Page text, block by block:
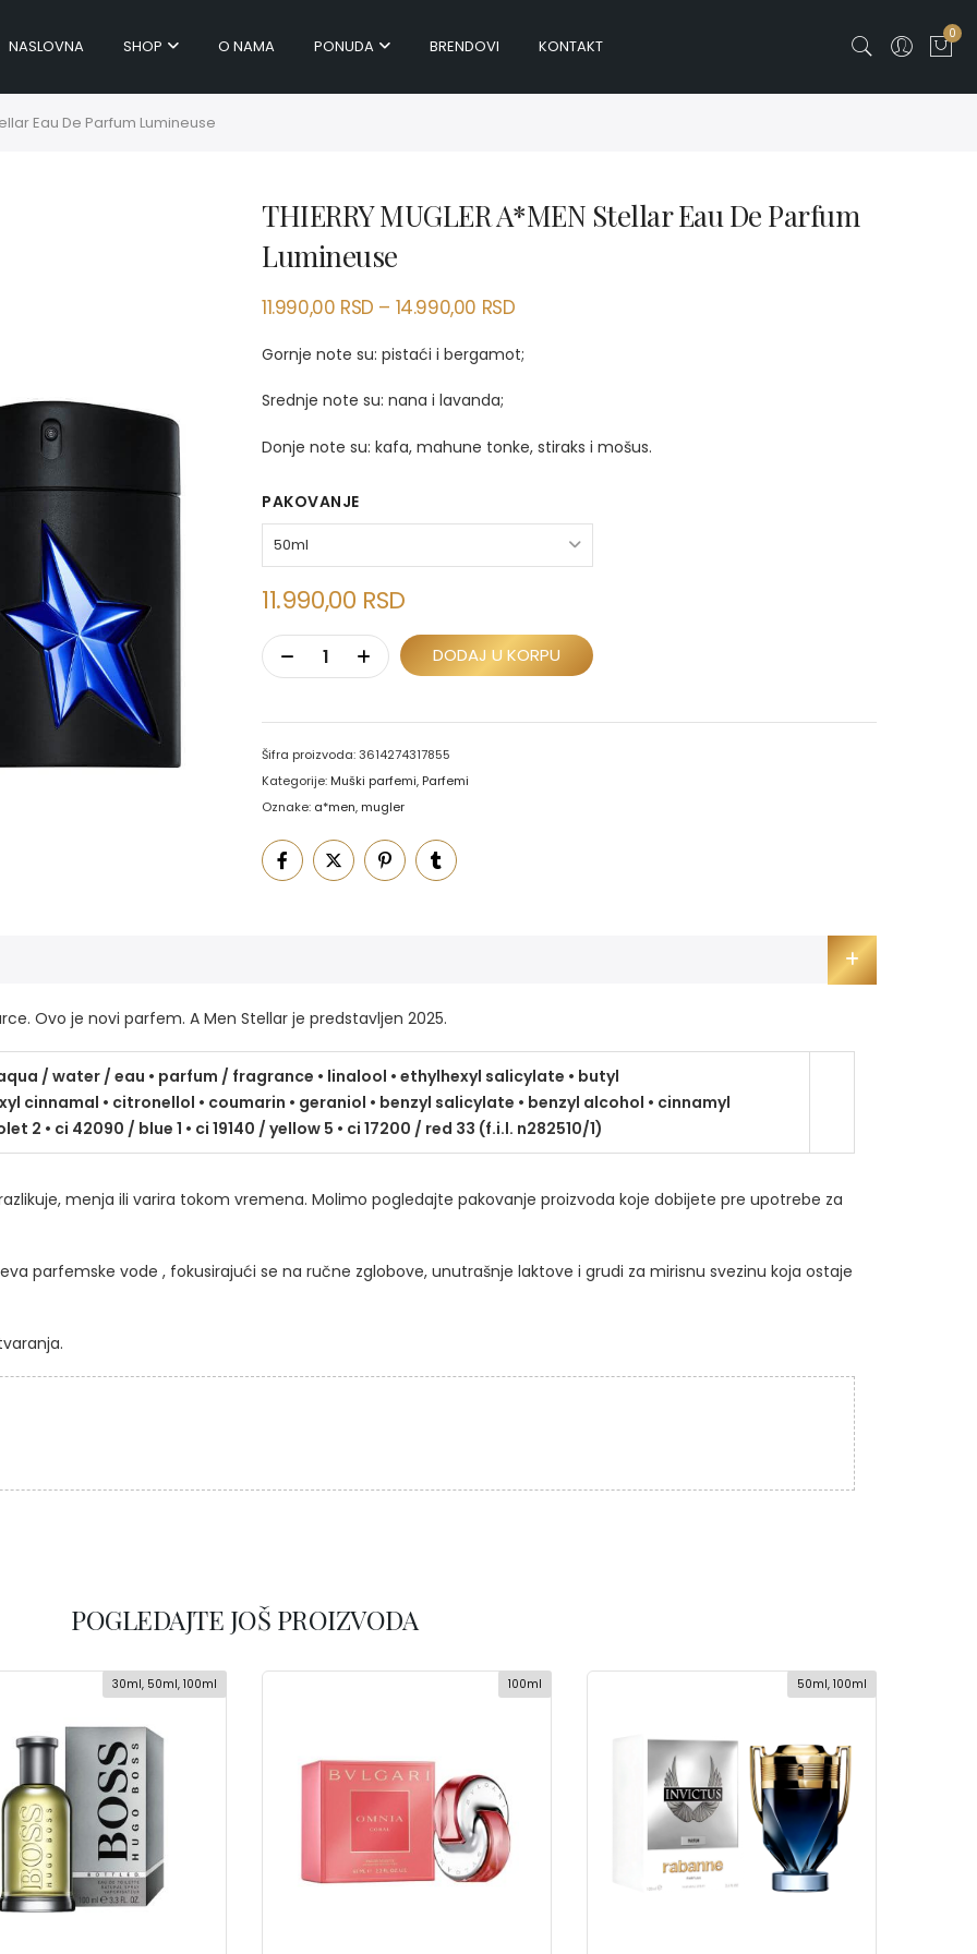
NASLOVNA SHOP O NAMA PONUDA BRENDOVI KONTAKT
0
Eau De Parfum Lumineuse
THIERRY MUGLER A*MEN Stellar Eau De Parfum
Lumineuse
11.990,00 RSD – 14.990,00 RSD
Gornje note su: pistaći i bergamot;
Srednje note su: nana i lavanda;
Donje note su: kafa, mahune tonke, stiraks i mošus.
PAKOVANJE
11.990,00 RSD
DODAJ U KORPU
Šifra proizvoda:3614274317855
Kategorije: Muški parfemi, Parfemi
Oznake: a*men, mugler
Ovo je novi parfem. A Men Stellar je predstavljen 2025.
/ water / eau • parfum / fragrance • linalool • ethylhexyl salicylate • butyl
cinnamal • citronellol • coumarin • geraniol • benzyl salicylate • benzyl alcohol • cinnamyl
2 • ci 42090 / blue 1 • ci 19140 / yellow 5 • ci 17200 / red 33 (f.i.l. n282510/1)​
menja ili varira tokom vremena. Molimo pogledajte pakovanje proizvoda koje dobijete pre upotrebe za
parfemske vode , fokusirajući se na ručne zglobove, unutrašnje laktove i grudi za mirisnu svezinu koja ostaje
POGLEDAJTE JOŠ PROIZVODA
30ml, 50ml, 100ml 100ml 50ml, 100ml